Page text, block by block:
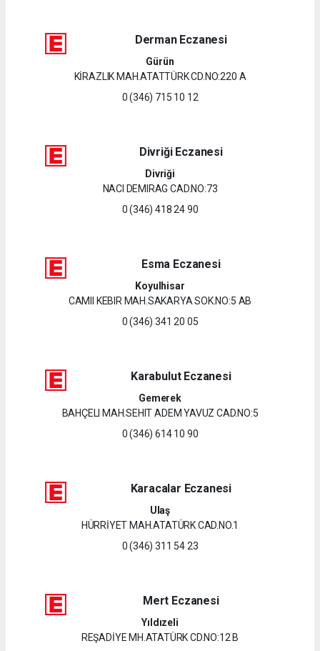
Derman Eczanesi
Gürün
KİRAZLIK MAH.ATATTÜRK CD.NO:220 A
0 (346) 715 10 12
Divriği Eczanesi
Divriği
NACI DEMIRAG CAD.NO:73
0 (346) 418 24 90
Esma Eczanesi
Koyulhisar
CAMII KEBIR MAH.SAKARYA SOK.NO:5 AB
0 (346) 341 20 05
Karabulut Eczanesi
Gemerek
BAHÇELI MAH.SEHIT ADEM YAVUZ CAD.NO:5
0 (346) 614 10 90
Karacalar Eczanesi
Ulaş
HÜRRİYET MAH.ATATÜRK CAD.NO.1
0 (346) 311 54 23
Mert Eczanesi
Yıldızeli
REŞADİYE MH.ATATÜRK CD.NO:12 B